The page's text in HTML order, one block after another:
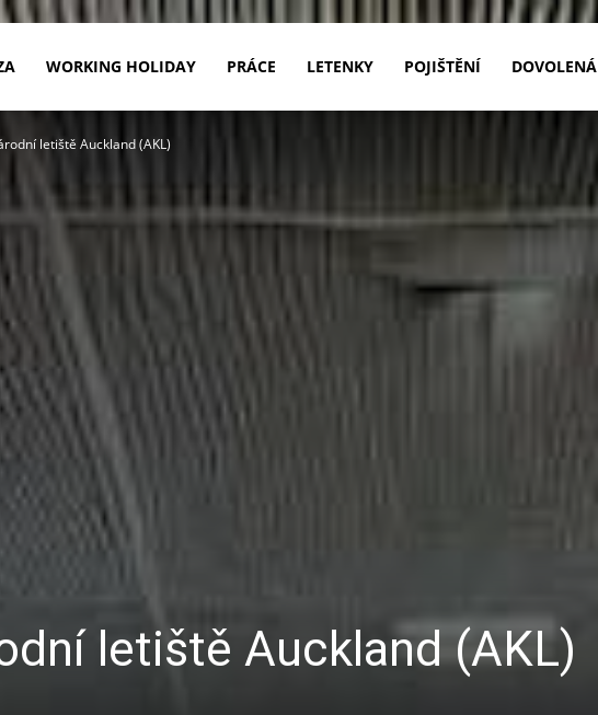
WORKING HOLIDAY PRÁCE LETENKY POJIŠTĚNÍ DOVOLENÁ
letiště Auckland (AKL)
letiště Auckland (AKL)